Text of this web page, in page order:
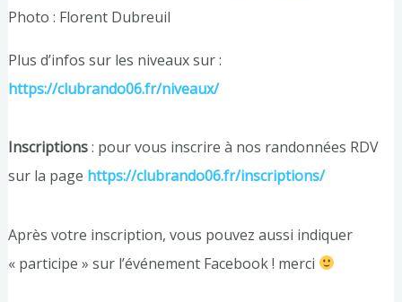
Photo : Florent Dubreuil
Plus d’infos sur les niveaux sur :
https://clubrando06.fr/niveaux/
Inscriptions: pour vous inscrire à nos randonnées RDV
sur la page https://clubrando06.fr/inscriptions/
Après votre inscription, vous pouvez aussi indiquer
« participe » sur l’événement Facebook ! merci